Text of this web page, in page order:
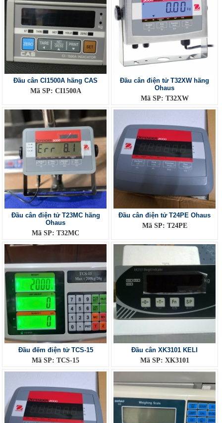
Đầu cân CI1500A hãng CAS
Mã SP: CI1500A
Đầu cân điện tử T32XW hãng
Ohaus
Mã SP: T32XW
Đầu cân điện tử T23MC hãng
Ohaus
Mã SP: T32MC
Đầu cân điện tử T24PE Ohaus
Mã SP: T24PE
Đầu đếm điện tử TCS-15
Mã SP: TCS-15
Đầu cân XK3101 KELI
Mã SP: XK3101